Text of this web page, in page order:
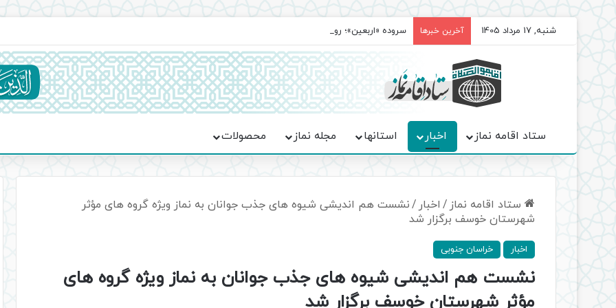
شنبه, 17 مرداد 1405 آخرین خبرها سروده‌ «اربعین»؛ روایت حماسه، استقامت و تمدن‌سازی امت اسلامی
ستاد اقامه نماز اخبار استانها مجله نماز محصولات
ستاد اقامه نماز / اخبار /نشست هم اندیشی شیوه های جذب جوانان به نماز ویژه گروه های مؤثر
شهرستان خوسف برگزار شد
اخبار خراسان جنوبی
نشست هم اندیشی شیوه های جذب جوانان به نماز ویژه گروه های
مؤثر شهرستان خوسف برگزار شد